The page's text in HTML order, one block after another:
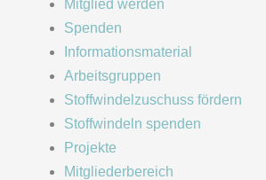
Mitglied werden
Spenden
Informationsmaterial
Arbeitsgruppen
Stoffwindelzuschuss fördern
Stoffwindeln spenden
Projekte
Mitgliederbereich